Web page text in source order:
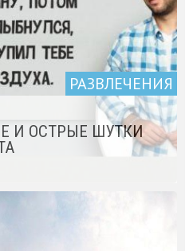
РАЗВЛЕЧЕНИЯ
И ОСТРЫЕ ШУТКИ